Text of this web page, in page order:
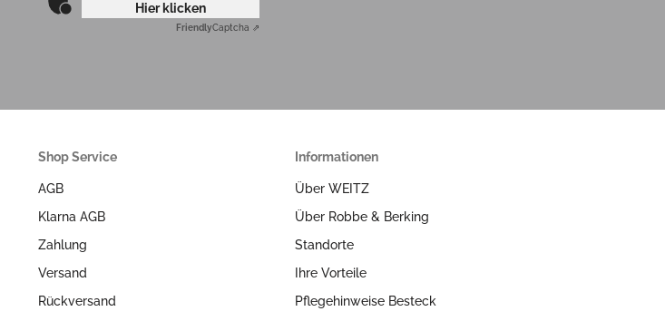
Hier klicken
FriendlyCaptcha ⇗
Shop Service
AGB
Klarna AGB
Zahlung
Versand
Rückversand
Informationen
Über WEITZ
Über Robbe & Berking
Standorte
Ihre Vorteile
Pflegehinweise Besteck